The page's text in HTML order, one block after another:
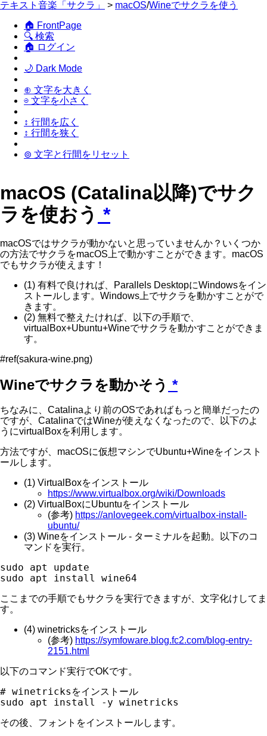
テキスト音楽「サクラ」 > macOS/Wineでサクラを使う
🏠 FrontPage
🔍 検索
🏠 ログイン
🌙 Dark Mode
⊕ 文字を大きく
⊖ 文字を小さく
↕ 行間を広く
↕ 行間を狭く
⊚ 文字と行間をリセット
macOS (Catalina以降)でサク
ラを使おう *
macOSではサクラが動かないと思っていませんか？いくつか
の方法でサクラをmacOS上で動かすことができます。macOS
でもサクラが使えます！
(1) 有料で良ければ、Parallels DesktopにWindowsをイン
ストールします。Windows上でサクラを動かすことがで
きます。
(2) 無料で整えたければ、以下の手順で、
virtualBox+Ubuntu+Wineでサクラを動かすことができま
す。
#ref(sakura-wine.png)
Wineでサクラを動かそう *
ちなみに、Catalinaより前のOSであればもっと簡単だったの
ですが、CatalinaではWineが使えなくなったので、以下のよ
うにvirtualBoxを利用します。
方法ですが、macOSに仮想マシンでUbuntu+Wineをインスト
ールします。
(1) VirtualBoxをインストール
https://www.virtualbox.org/wiki/Downloads
(2) VirtualBoxにUbuntuをインストール
(参考) https://anlovegeek.com/virtualbox-install-
ubuntu/
(3) Wineをインストール - ターミナルを起動。以下のコ
マンドを実行。
sudo apt update
ここまでの手順でもサクラを実行できますが、文字化けしてま
す。
(4) winetricksをインストール
(参考) https://symfoware.blog.fc2.com/blog-entry-
2151.html
以下のコマンド実行でOKです。
# winetricksをインストール
その後、フォントをインストールします。